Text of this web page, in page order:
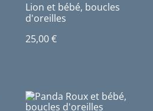
Lion et bébé, boucles
d'oreilles
25,00 €